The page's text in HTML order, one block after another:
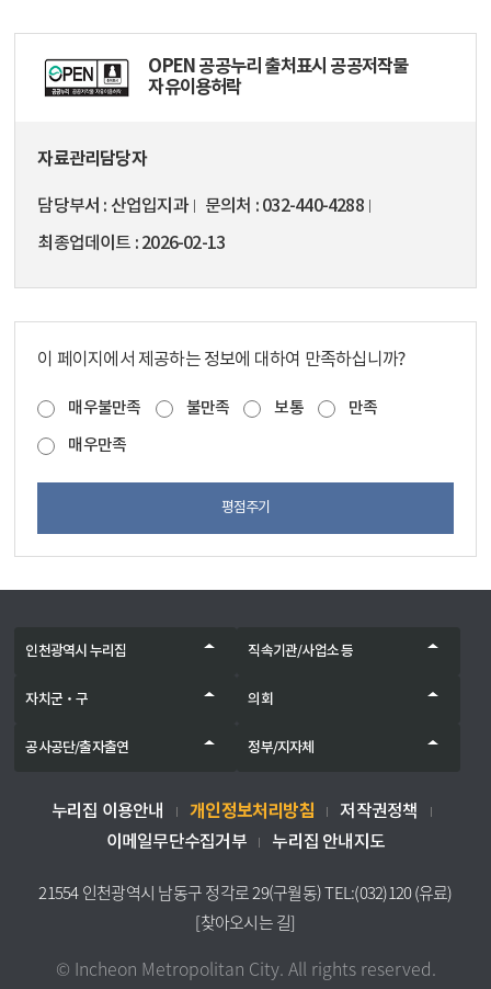
OPEN 공공누리 출처표시 공공저작물
자유이용허락
자료관리담당자
담당부서 산업입지과 문의처
032-440-4288
최종업데이트
2026-02-13
이 페이지에서 제공하는 정보에 대하여 만족하십니까?
매우불만족 불만족 보통
만족
매우만족
평점주기
인천광역시 누리집 직속기관/사업소 등
자치군‧구 의회
공사공단/출자출연 정부/지자체
누리집 이용안내 개인정보처리방침
저작권정책
이메일무단수집거부
누리집 안내지도
21554 인천광역시 남동구 정각로 29(구월동) TEL:(032)120 (유료)
[찾아오시는 길]
© Incheon Metropolitan City. All rights reserved.